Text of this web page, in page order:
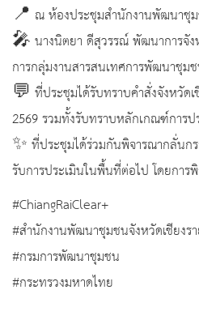
📍 ณ ห้องประชุมสำนักงานพัฒนาชุม
🎤 นางนิตยา ดีสุวรรณ์ พัฒนาการจัง
การกลุ่มงานสารสนเทศการพัฒนาชุ
💬 ที่ประชุมได้รับทราบคำสั่งจังหวัด
2569 รวมทั้งรับทราบหลักเกณฑ์การ
✨ ที่ประชุมได้ร่วมกันพิจารณากลั่นก
รับการประเมินในพื้นที่ต่อไป โดยกา
#ChiangRaiClear+
#สำนักงานพัฒนาชุมชนจังหวัดเชียงร
#กรมการพัฒนาชุมชน
#กระทรวงมหาดไทย